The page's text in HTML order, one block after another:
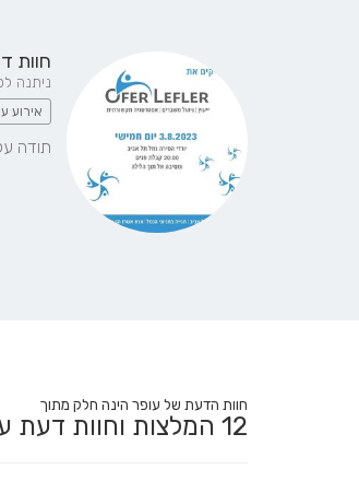
חוות
ניתנה
אירוע
תודה
חוות הדעת של עופר הינה חלק מתוך
12 המלצות וחוות דעת